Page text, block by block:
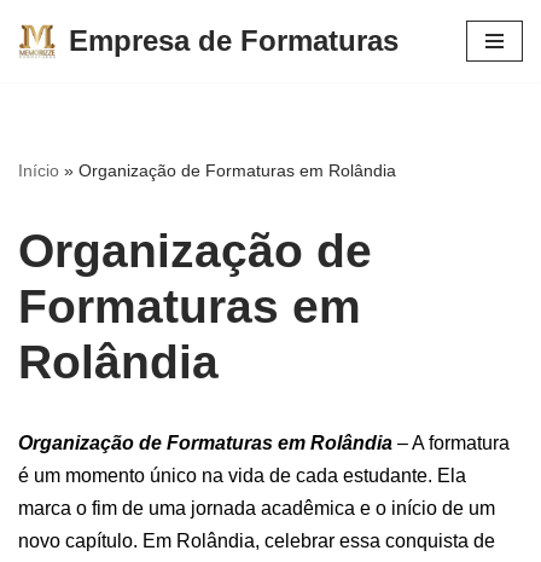
conteúdo
Empresa de Formaturas
Início » Organização de Formaturas em Rolândia
Organização de
Formaturas em
Rolândia
Organização de Formaturas em Rolândia – A formatura
é um momento único na vida de cada estudante. Ela
marca o fim de uma jornada acadêmica e o início de um
novo capítulo. Em Rolândia, celebrar essa conquista de